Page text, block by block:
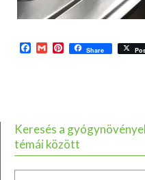
Facebook
GmailPinterest
Share
Keresés a
témái között